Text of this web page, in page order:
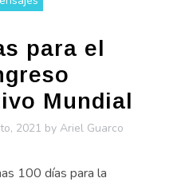
para el
Mundial
2021 by Ariel Guarco
100 días para la